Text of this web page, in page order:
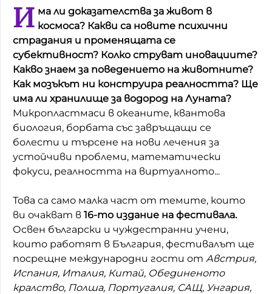
Непознатите думи
Като Айнщайн
Домашен любимец
Питаме Ви
До ре ми
И ма ли доказателства за живот в
космоса? Какви са новите психични
страдания и променящата се
субективност? Колко струват иновациите?
Какво знаем за поведението на животните?
Как мозъкът ни конструира реалността? Ще
има ли хранилище за водород на Луната?
Микропластмаси в океаните, квантова
биология, борбата със завръщащи се
болести и търсене на нови лечения за
устойчиви проблеми, математически
фокуси, реалността на виртуалното...
Това са само малка част от темите, които
ви очакват в 16-то издание на фестивала.
Освен български и чуждестранни учени,
които работят в България, фестивалът ще
посрещне международни гости от Австрия,
Испания, Италия, Китай, Обединеното
кралство, Полша, Португалия, САЩ, Унгария,